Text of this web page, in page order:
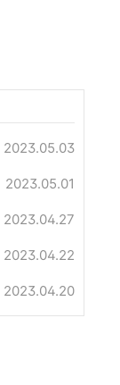
2023.05.03
2023.05.01
2023.04.27
2023.04.22
2023.04.20